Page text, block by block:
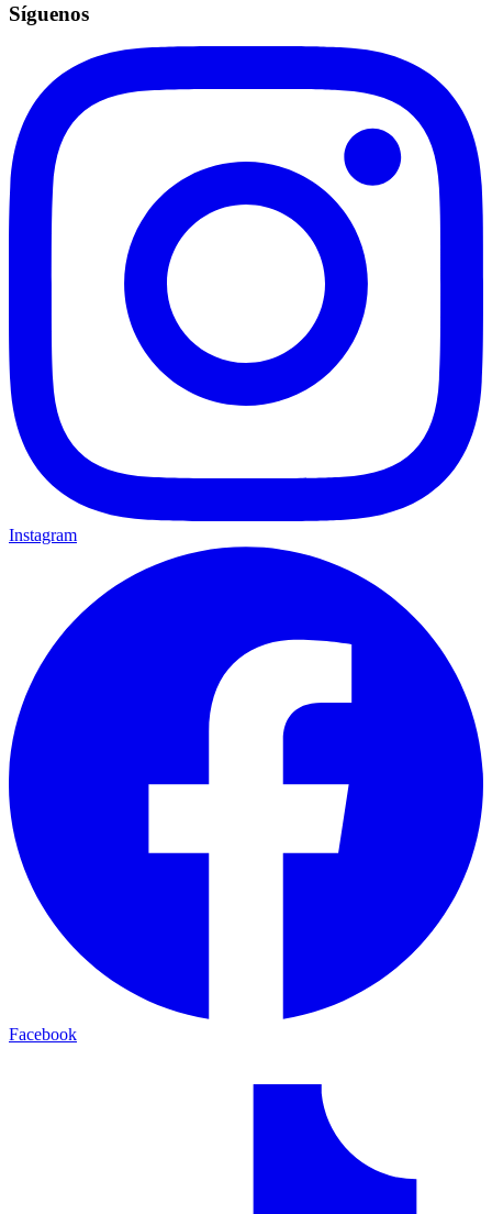
Síguenos
Instagram
Facebook